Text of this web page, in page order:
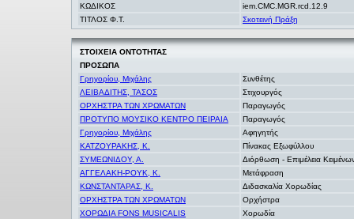
ΚΩΔΙΚΟΣ
iem.CMC.MGR.rcd.12.9
ΤΙΤΛΟΣ Φ.Τ.
Σκοτεινή Πράξη
ΣΤΟΙΧΕΙΑ ΟΝΤΟΤΗΤΑΣ
ΠΡΟΣΩΠΑ
Γρηγορίου, Μιχάλης
Συνθέτης
ΛΕΙΒΑΔΙΤΗΣ, ΤΑΣΟΣ
Στιχουργός
ΟΡΧΗΣΤΡΑ ΤΩΝ ΧΡΩΜΑΤΩΝ
Παραγωγός
ΠΡΟΤΥΠΟ ΜΟΥΣΙΚΟ ΚΕΝΤΡΟ ΠΕΙΡΑΙΑ
Παραγωγός
Γρηγορίου, Μιχάλης
Αφηγητής
ΚΑΤΖΟΥΡΑΚΗΣ, Κ.
Πίνακας Εξωφύλλου
ΣΥΜΕΩΝΙΔΟΥ, Α.
Διόρθωση - Επιμέλεια
ΑΓΓΕΛΑΚΗ-ΡΟΥΚ, Κ.
Μετάφραση
ΚΩΝΣΤΑΝΤΑΡΑΣ, Κ.
Διδασκαλία Χορωδίας
ΟΡΧΗΣΤΡΑ ΤΩΝ ΧΡΩΜΑΤΩΝ
Ορχήστρα
ΧΟΡΩΔΙΑ FONS MUSICALIS
Χορωδία